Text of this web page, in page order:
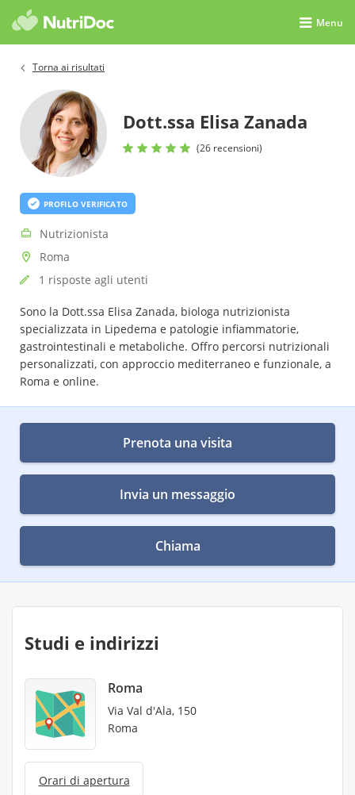
Menu
Torna ai risultati
Dott.ssa Elisa Zanada
(26 recensioni)
PROFILO VERIFICATO
Nutrizionista
Roma
1 risposte agli utenti
Sono la Dott.ssa Elisa Zanada, biologa nutrizionista
specializzata in Lipedema e patologie infiammatorie,
gastrointestinali e metaboliche. Offro percorsi nutrizionali
personalizzati, con approccio mediterraneo e funzionale, a
Roma e online.
Prenota una visita
Invia un messaggio
Chiama
Studi e indirizzi
Roma
Via Val d'Ala, 150
Roma
Orari di apertura